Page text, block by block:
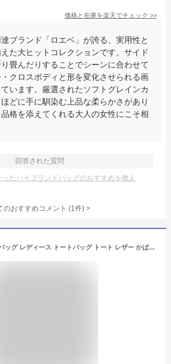
価格と在庫を楽天でチェック >>
ブランド「ロエベ」が誇る、実用性と
た大ヒットコレクションです。サイド
畳んだりすることでシーンに合わせて
クロスボディと形を変化させられる画
います。厳選されたソフトグレインカ
どに手に馴染む上品な柔らかさがあり
品格を添えてくれる大人の女性にこそ相
回答された質問
たハイブランドバッグのおすすめを教え
のおすすめコメント (1件) >
コーチ COACH バッグ レディース トートバッグ トート レザー かばん 鞄 【送料無料】 ブランド コーチ正規品販売店 直営アウトレット店より直輸入